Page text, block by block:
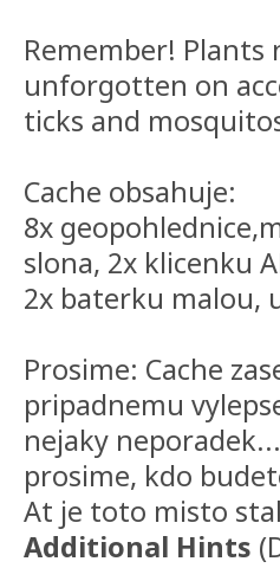
Remember!
unforgotten on
ticks and
Cache obsahuje:
8x
slona, 2x klicenku
2x baterku malou,
Prosime: Cache
pripadnemu
nejaky
prosime, kdo
At je toto misto
Additional Hints (